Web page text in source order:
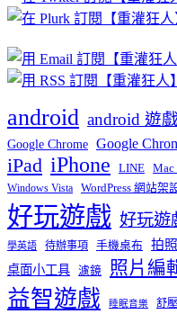
類
android android 遊戲
Google Chrome Google
iPad iPhone LINE Mac
Windows Vista WordPress 網站架
好玩遊戲 好玩遊
學英語 待辦事項 手機桌布 拍
桌面小工具 濾鏡 照片編
益智遊戲 睡眠音樂 舒壓